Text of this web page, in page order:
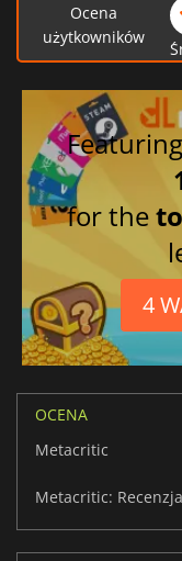
Ocena
użytkowników
for the
4
OCENA
Metacritic
Metacritic: